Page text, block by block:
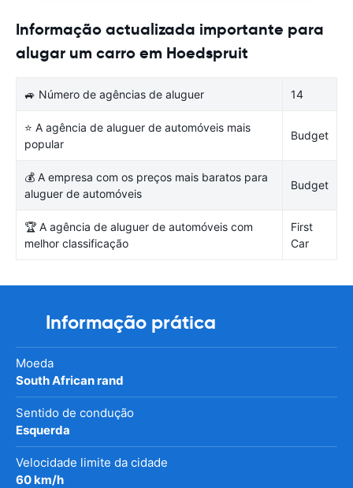
Informação actualizada importante para
alugar um carro em Hoedspruit
🚙 Número de agências de aluguer 14
⭐ A agência de aluguer de automóveis mais
popular
Budget
💰 A empresa com os preços mais baratos para
aluguer de automóveis
Budget
🏆 A agência de aluguer de automóveis com
melhor classificação
First
Car
Informação prática
Moeda
South African rand
Sentido de condução
Esquerda
Velocidade limite da cidade
60 km/h